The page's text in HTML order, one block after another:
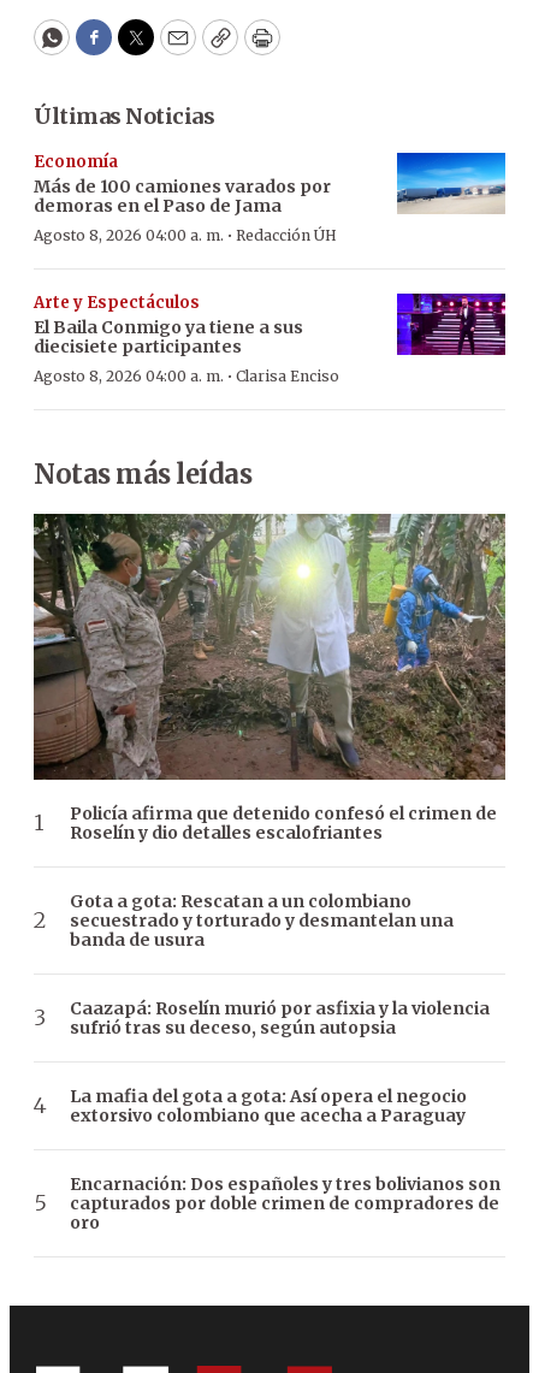
WhatsApp
Facebook
Twitter
EmailCopyPrint
Últimas Noticias
Economía
Más de 100 camiones varados por
demoras en el Paso de Jama
Agosto 8, 2026 04:00 a. m. · Redacción ÚH
Arte y Espectáculos
El Baila Conmigo ya tiene a sus
diecisiete participantes
Agosto 8, 2026 04:00 a. m. · Clarisa Enciso
Notas más leídas
Policía afirma que detenido confesó el crimen de
Roselín y dio detalles escalofriantes
Gota a gota: Rescatan a un colombiano
secuestrado y torturado y desmantelan una
banda de usura
Caazapá: Roselín murió por asfixia y la violencia
sufrió tras su deceso, según autopsia
La mafia del gota a gota: Así opera el negocio
extorsivo colombiano que acecha a Paraguay
Encarnación: Dos españoles y tres bolivianos son
capturados por doble crimen de compradores de
oro